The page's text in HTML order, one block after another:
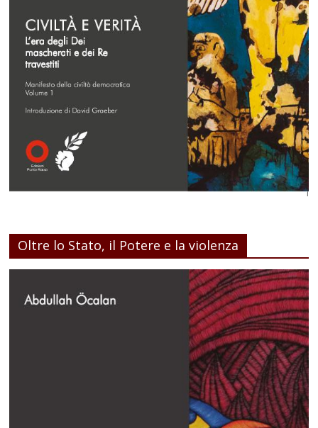
Oltre lo Stato, il Potere e la violenza